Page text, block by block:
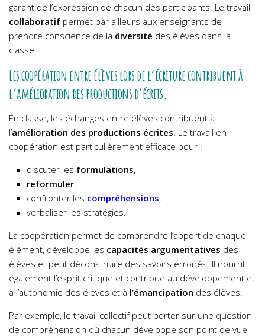
garant de l’expression de chacun des participants. Le travail
collaboratif permet par ailleurs aux enseignants de
prendre conscience de la diversité des élèves dans la
classe.
Les coopération entre élèves lors de l’écriture contribuent à
l’amélioration des productions d’écrits.
En classe, les échanges entre élèves contribuent à
l’amélioration des productions écrites. Le travail en
coopération est particulièrement efficace pour :
discuter les formulations,
reformuler,
confronter les compréhensions,
verbaliser les stratégies.
La coopération permet de comprendre l’apport de chaque
élément, développe les capacités argumentatives des
élèves et peut déconstruire des savoirs erronés. Il nourrit
également l’esprit critique et contribue au développement et
à l’autonomie des élèves et à l’émancipation des élèves.
Par exemple, le travail collectif peut porter sur une question
de compréhension où chacun développe son point de vue